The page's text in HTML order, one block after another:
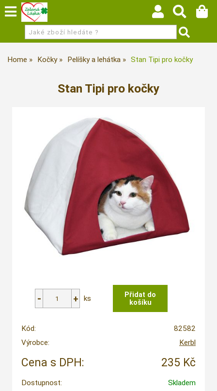
Home Kočky Pelíšky a lehátka Stan Tipi pro kočky
Stan Tipi pro kočky
ks
Kód:
82582
Výrobce:
Kerbl
Cena s DPH: 235 Kč
Dostupnost:
Skladem